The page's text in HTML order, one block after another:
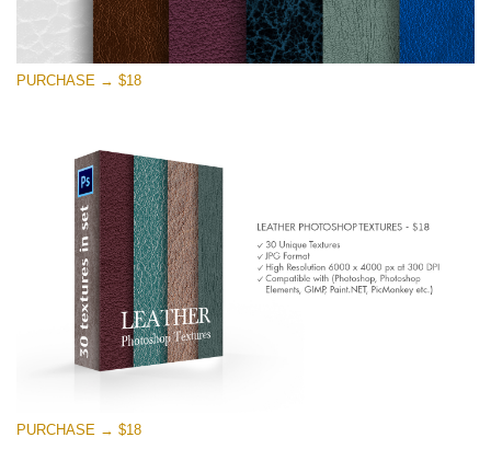
Large 6000*4000px
Free download
PURCHASE → $18
PURCHASE → $18